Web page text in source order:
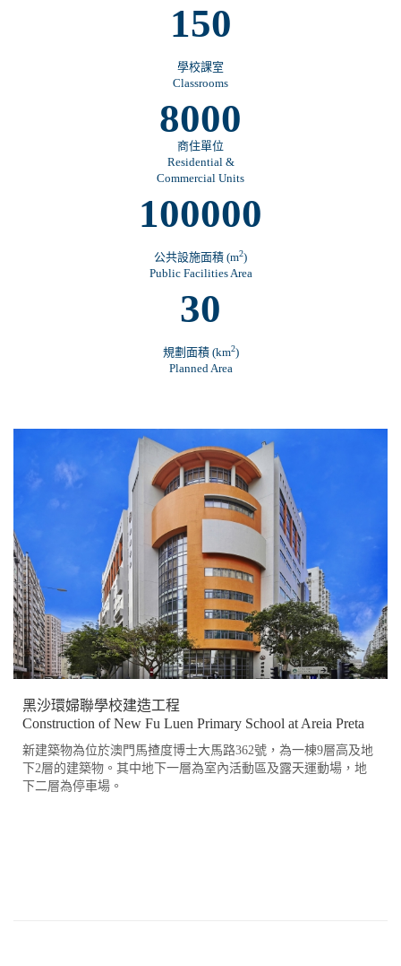
150
學校課室
Classrooms
8000
商住單位
Residential &
Commercial Units
100000
公共設施面積 (m2)
Public Facilities Area
30
規劃面積 (km2)
Planned Area
黑沙環婦聯學校建造工程
Construction of New Fu Luen Primary School at Areia Preta
新建築物為位於澳門馬揸度博士大馬路362號，為一棟9層高及地
下2層的建築物。其中地下一層為室內活動區及露天運動場，地
下二層為停車場。